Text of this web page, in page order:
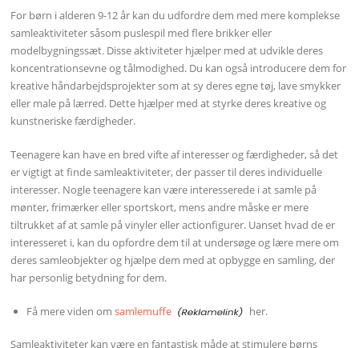
For børn i alderen 9-12 år kan du udfordre dem med mere komplekse
samleaktiviteter såsom puslespil med flere brikker eller
modelbygningssæt. Disse aktiviteter hjælper med at udvikle deres
koncentrationsevne og tålmodighed. Du kan også introducere dem for
kreative håndarbejdsprojekter som at sy deres egne tøj, lave smykker
eller male på lærred. Dette hjælper med at styrke deres kreative og
kunstneriske færdigheder.
Teenagere kan have en bred vifte af interesser og færdigheder, så det
er vigtigt at finde samleaktiviteter, der passer til deres individuelle
interesser. Nogle teenagere kan være interesserede i at samle på
mønter, frimærker eller sportskort, mens andre måske er mere
tiltrukket af at samle på vinyler eller actionfigurer. Uanset hvad de er
interesseret i, kan du opfordre dem til at undersøge og lære mere om
deres samleobjekter og hjælpe dem med at opbygge en samling, der
har personlig betydning for dem.
Få mere viden omsamlemuffe her.
Samleaktiviteter kan være en fantastisk måde at stimulere børns